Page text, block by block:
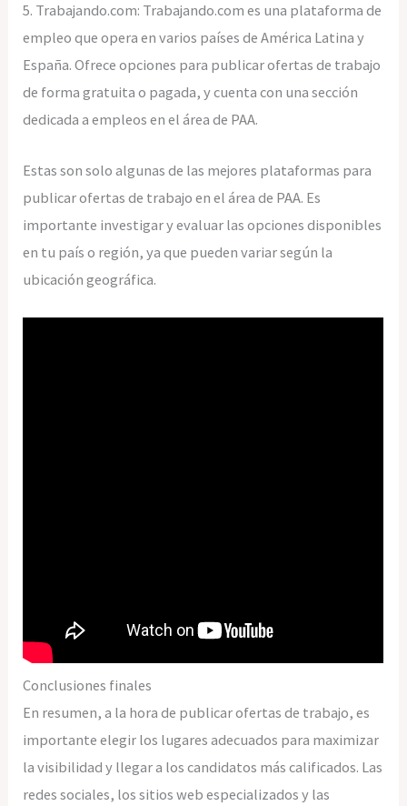
5. Trabajando.com: Trabajando.com es una plataforma de
empleo que opera en varios países de América Latina y
España. Ofrece opciones para publicar ofertas de trabajo
de forma gratuita o pagada, y cuenta con una sección
dedicada a empleos en el área de PAA.
Estas son solo algunas de las mejores plataformas para
publicar ofertas de trabajo en el área de PAA. Es
importante investigar y evaluar las opciones disponibles
en tu país o región, ya que pueden variar según la
ubicación geográfica.
Conclusiones finales
En resumen, a la hora de publicar ofertas de trabajo, es
importante elegir los lugares adecuados para maximizar
la visibilidad y llegar a los candidatos más calificados. Las
redes sociales, los sitios web especializados y las